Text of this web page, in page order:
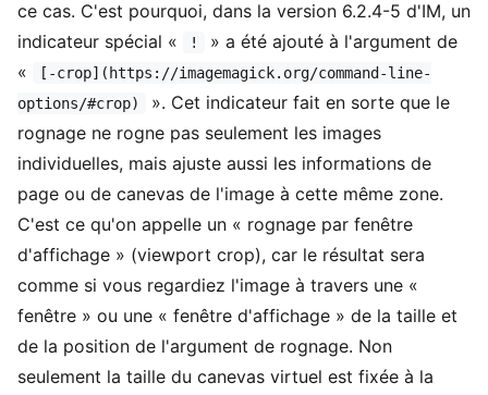
ce cas. C'est pourquoi, dans la version 6.2.4-5 d'IM, un
indicateur spécial «
!
» a été ajouté à l'argument de
«
[-crop](https://imagemagick.org/command-line-
options/#crop)
». Cet indicateur fait en sorte que le
rognage ne rogne pas seulement les images
individuelles, mais ajuste aussi les informations de
page ou de canevas de l'image à cette même zone.
C'est ce qu'on appelle un « rognage par fenêtre
d'affichage » (viewport crop), car le résultat sera
comme si vous regardiez l'image à travers une «
fenêtre » ou une « fenêtre d'affichage » de la taille et
de la position de l'argument de rognage. Non
seulement la taille du canevas virtuel est fixée à la